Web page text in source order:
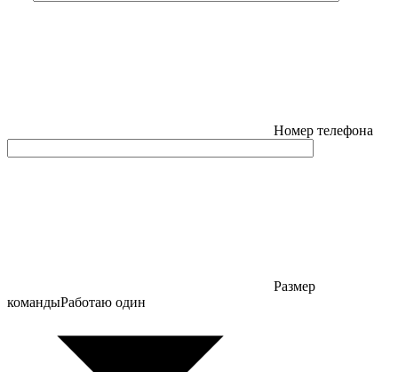
Номер телефона
Размер
командыРаботаю один